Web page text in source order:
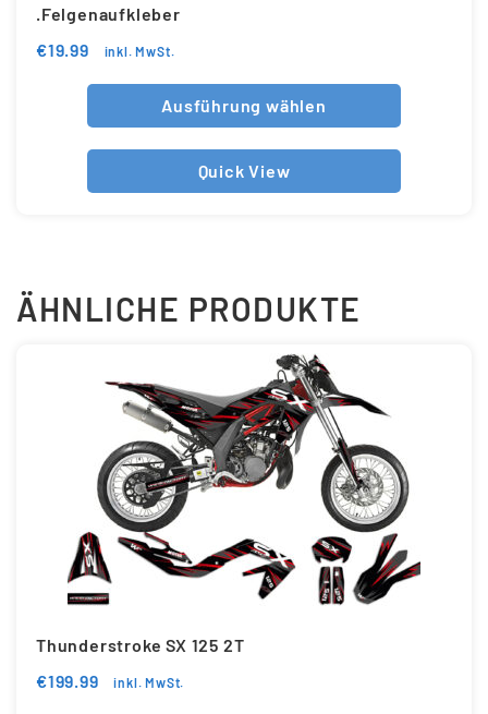
.Felgenaufkleber
€19.99 inkl. MwSt.
Ausführung wählen
Quick View
ÄHNLICHE PRODUKTE
Thunderstroke SX 125 2T
€199.99 inkl. MwSt.